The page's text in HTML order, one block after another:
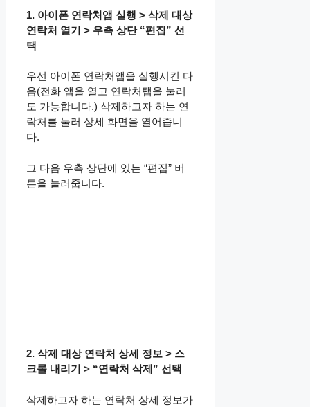
1. 아이폰 연락처앱 실행 > 삭제 대상
연락처 열기 > 우측 상단 “편집” 선
택
​우선 아이폰 연락처앱을 실행시킨 다
음(전화 앱을 열고 연락처탭을 눌러
도 가능합니다.) 삭제하고자 하는 연
락처를 눌러 상세 화면을 열어줍니
다.
그 다음 우측 상단에 있는 “편집” 버
튼을 눌러줍니다.
2. 삭제 대상 연락처 상세 정보 > 스
크롤 내리기 > “연락처 삭제” 선택
삭제하고자 하는 연락처 상세 정보가